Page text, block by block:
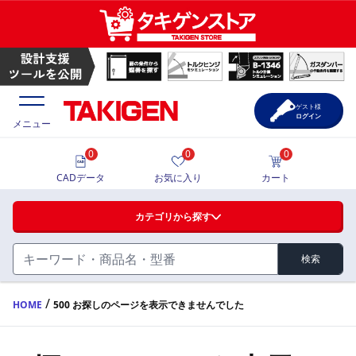
ハンドル・取手・つまみ・周辺機器
FA・A
蝶番・ステー・周辺機器
価格一覧
製品カタログ
メニュー
カテゴリから探す
検索
0
CADデータ
0
お気に入り
0
カート
ゲスト様
ログイン
HOME / 500 お探しのページを表示できませんでした